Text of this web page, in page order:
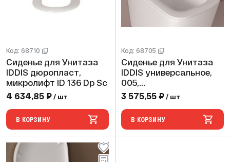
Код: 68710
Сиденье для Унитаза
IDDIS дюропласт,
микролифт ID 136 Dp Sc
4 634,85 ₽ / шт
В КОРЗИНУ
Код: 68705
Сиденье для Унитаза
IDDIS универсальное,
005,
дюропласт,быстросъе
мное,микролифт
005DPSEi31
3 575,55 ₽ / шт
В КОРЗИНУ